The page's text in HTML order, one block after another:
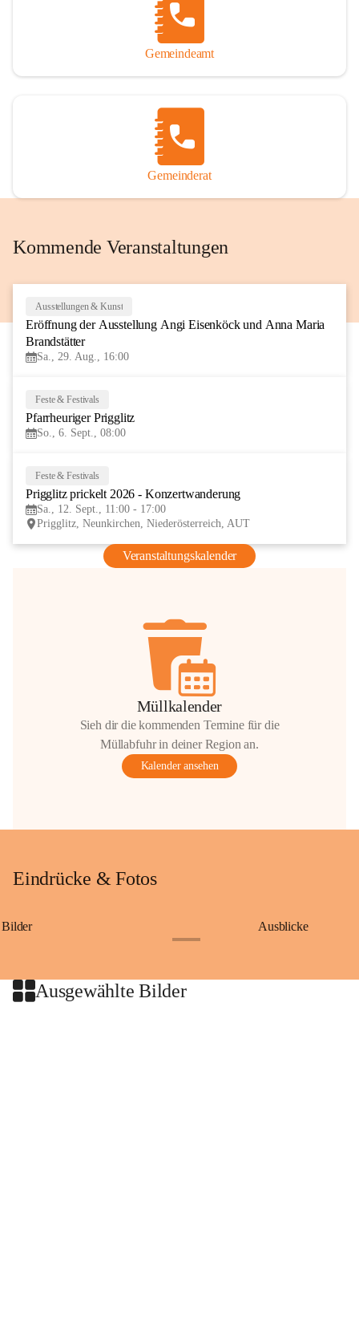
Gemeindeamt
Gemeinderat
Kommende Veranstaltungen
AUG
Ausstellungen & Kunst
Eröffnung der Ausstellung Angi Eisenköck und Anna Maria
Brandstätter
Sa., 29. Aug., 16:00
Feste & Festivals
Pfarrheuriger Prigglitz
So., 6. Sept., 08:00
Feste & Festivals
Prigglitz prickelt 2026 - Konzertwanderung
Sa., 12. Sept., 11:00 - 17:00
Prigglitz, Neunkirchen, Niederösterreich, AUT
Veranstaltungskalender
Müllkalender
Sieh dir die kommenden Termine für die
Müllabfuhr in deiner Region an.
Kalender ansehen
Eindrücke & Fotos
Bilder Ausblicke
Ausgewählte Bilder